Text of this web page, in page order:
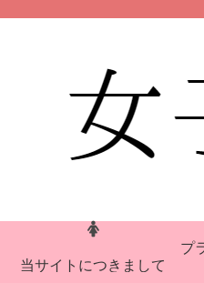
当サイトにつきまして
プ